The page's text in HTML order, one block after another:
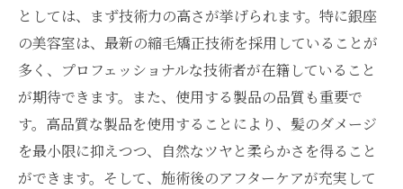
としては、まず技術力の高さが挙げられます。特に銀座
の美容室は、最新の縮毛矯正技術を採用していることが
多く、プロフェッショナルな技術者が在籍していること
が期待できます。また、使用する製品の品質も重要で
す。高品質な製品を使用することにより、髪のダメージ
を最小限に抑えつつ、自然なツヤと柔らかさを得ること
ができます。そして、施術後のアフターケアが充実して